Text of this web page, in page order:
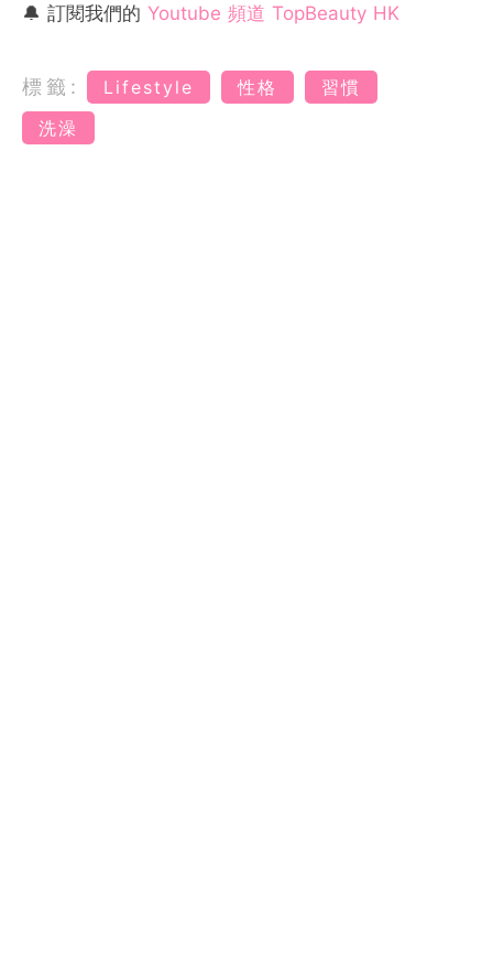
🔔 訂閱我們的 Youtube 頻道 TopBeauty HK
標籤: Lifestyle 性格
習慣
洗澡